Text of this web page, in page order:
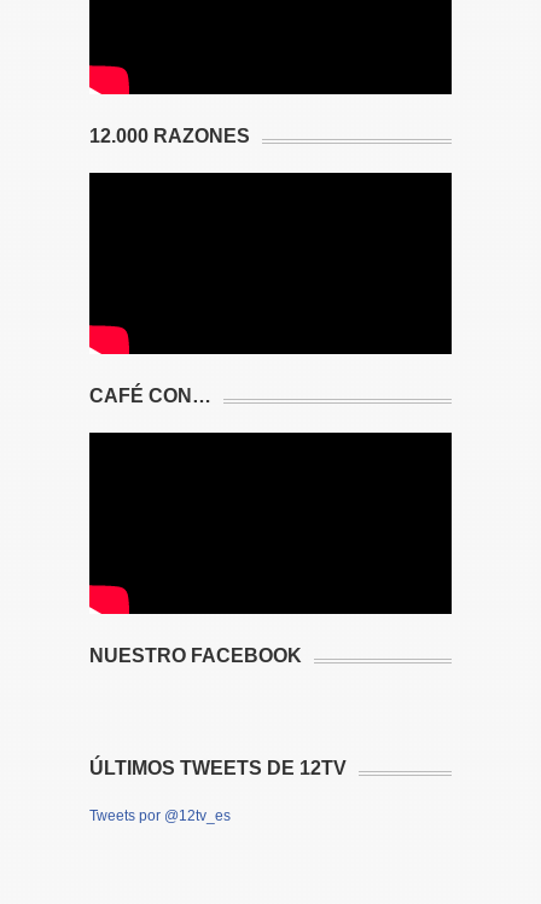
12.000 RAZONES
CAFÉ CON…
NUESTRO FACEBOOK
ÚLTIMOS TWEETS DE 12TV
Tweets por @12tv_es